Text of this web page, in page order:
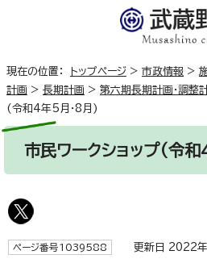
現在の位置： トップページ > 市政情報 >
計画 > 長期計画 > 第六期長期計画・調整
(令和4年5月・8月)
市民ワークショップ(令
ページ番号1039588 更新日 2022年